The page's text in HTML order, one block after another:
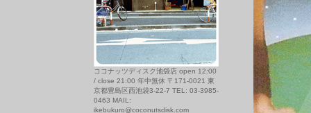
ココナッツディスク池袋店 open 12:00
/ close 21:00 年中無休 〒171-0021 東
京都豊島区西池袋3-22-7 TEL: 03-3985-
0463 MAIL:
ikebukuro@coconutsdisk.com